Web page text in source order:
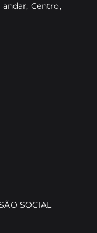
andar, Centro,
SOCIAL